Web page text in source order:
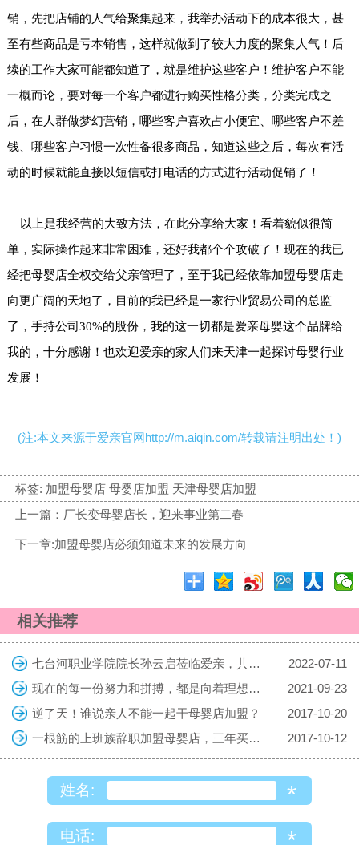
销，先把店铺的人气给聚集起来，我举办活动下的成本很大，甚
至有些商品是亏本销售，这样就做到了较大力度的聚集人气！后
续的工作大家可能都知道了，就是维护这些客户！维护客户不能
一概而论，要对每一个客户都进行购买性格分类，分类完成之
后，在人群做梦幻营销，哪些客户喜欢占小便宜、哪些客户不差
钱、哪些客户习惯一次性备很多商品，知道这些之后，每次有活
动的时候就能直接以短信或打电话的方式进行活动促销了！
以上是我经营的大致方法，在此分享给大家！看着貌似很简
单，实际操作起来非常困难，还好我都个个攻破了！现在的我已
经把母婴店全权交给父亲管理了，至于我已经依靠加盟母婴店走
向更广阔的天地了，目前的我已经是一家行业贸易公司的总监
了，手持公司30%的股份，我的这一切都是爱亲母婴这个品牌给
我的，十分感谢！也欢迎爱亲的家人们来天津一起探讨母婴行业
发展！
(注:本文来源于爱亲官网http://m.aiqin.com/转载请注明出处！)
标签: 加盟母婴店 母婴店加盟 天津母婴店加盟
上一篇：厂长变母婴店长，迎来事业第二春
下一章:加盟母婴店必须知道未来的发展方向
相关推荐
七台河职业学院院长孙云启莅临爱亲，共探校企合作共育复合型人才
2022-07-11
现在的每一份努力和拼搏，都是向着理想的生活迈进，勇敢向前吧！
2021-09-23
逆了天！谁说亲人不能一起干母婴店加盟？
2017-10-20
一根筋的上班族辞职加盟母婴店，三年买车房
2017-10-12
姓名: *
电话: